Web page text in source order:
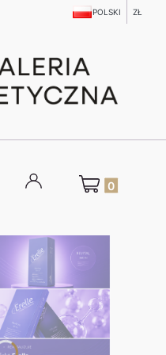
POLSKI ZŁ
Produkty w